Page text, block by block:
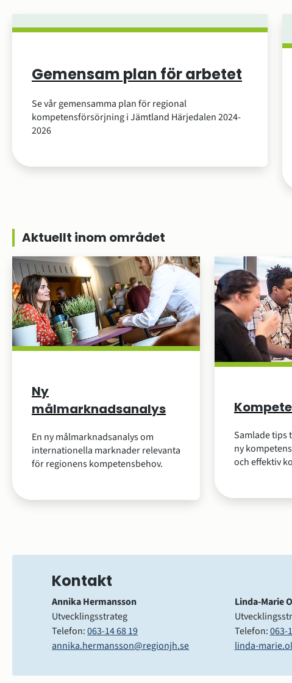
Gemensam plan för arbetet
Se vår gemensamma plan för regional
kompetensförsörjning i Jämtland Härjedalen 2024-
2026
Aktuellt inom området
Ny
målmarknadsanalys
En ny målmarknadsanalys om
internationella marknader relevanta
för regionens kompetensbehov.
Samlade tips
ny
och effektiv
Kontakt
Annika Hermansson
Utvecklingsstrateg
Telefon: 063-14 68 19
annika.hermansson@regionjh.se
Linda-Marie
Telefon: 063-
linda-